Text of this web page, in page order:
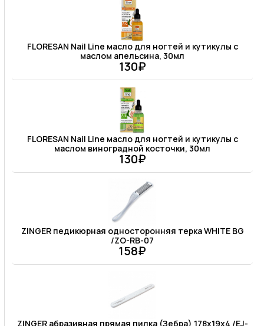
FLORESAN Nail Line масло для ногтей и кутикулы с
маслом апельсина, 30мл
130₽
FLORESAN Nail Line масло для ногтей и кутикулы с
маслом виноградной косточки, 30мл
130₽
ZINGER педикюрная односторонняя терка WHITE BG
/ZO-RB-07
158₽
ZINGER абразивная прямая пилка (Зебра) 178х19х4 /EJ-